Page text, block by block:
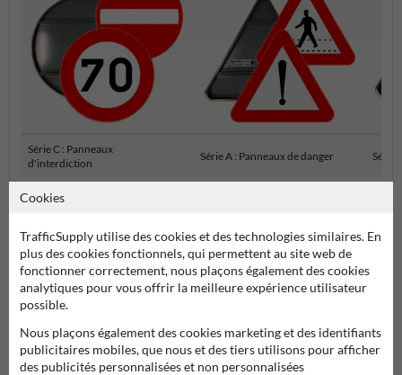
Série C : Panneaux
d'interdiction
Série A : Panneaux de danger Série
Cookies
TrafficSupply utilise des cookies et des technologies similaires. En
plus des cookies fonctionnels, qui permettent au site web de
fonctionner correctement, nous plaçons également des cookies
analytiques pour vous offrir la meilleure expérience utilisateur
possible.
Nous plaçons également des cookies marketing et des identifiants
publicitaires mobiles, que nous et des tiers utilisons pour afficher
des publicités personnalisées et non personnalisées